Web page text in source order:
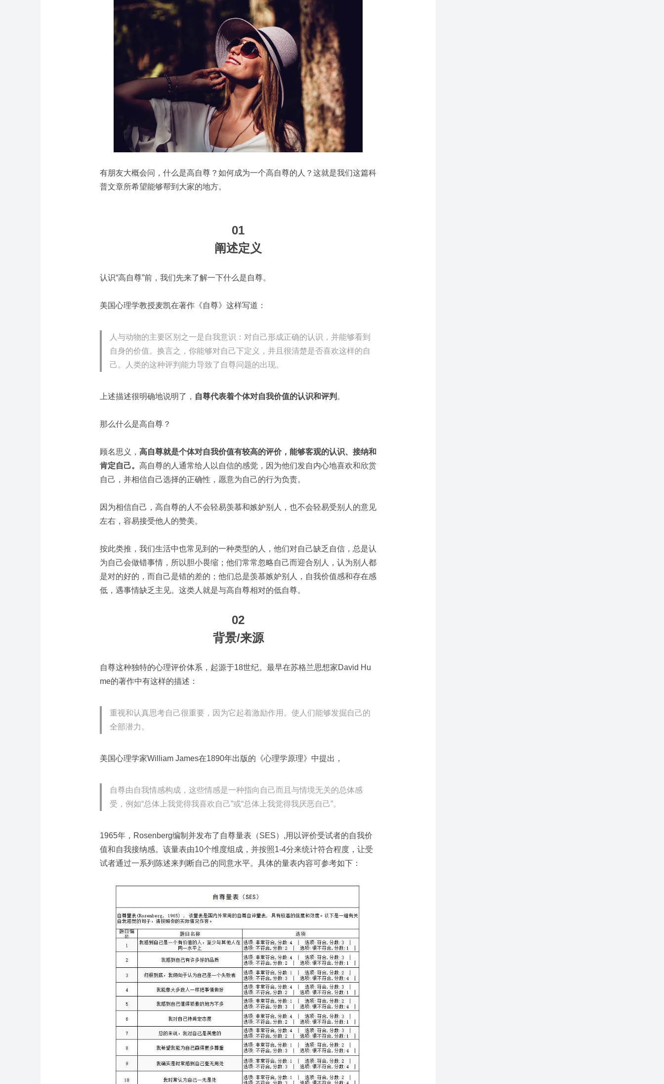
有朋友大概会问，什么是高自尊？如何成为一个高自尊的人？这就是我们这篇科
普文章所希望能够帮到大家的地方。
01
阐述定义
认识“高自尊”前，我们先来了解一下什么是自尊。
美国心理学教授麦凯在著作《自尊》这样写道：
人与动物的主要区别之一是自我意识：对自己形成正确的认识，并能够看到
自身的价值。换言之，你能够对自己下定义，并且很清楚是否喜欢这样的自
己。人类的这种评判能力导致了自尊问题的出现。
上述描述很明确地说明了， 自尊代表着个体对自我价值的认识和评判 。
那么什么是高自尊？
顾名思义， 高自尊就是个体对自我价值有较高的评价，能够客观的认识、接纳和
肯定自己。 高自尊的人通常给人以自信的感觉，因为他们发自内心地喜欢和欣赏
自己，并相信自己选择的正确性，愿意为自己的行为负责。
因为相信自己，高自尊的人不会轻易羡慕和嫉妒别人，也不会轻易受别人的意见
左右，容易接受他人的赞美。
按此类推，我们生活中也常见到的一种类型的人，他们对自己缺乏自信，总是认
为自己会做错事情，所以胆小畏缩；他们常常忽略自己而迎合别人，认为别人都
是对的好的，而自己是错的差的；他们总是羡慕嫉妒别人，自我价值感和存在感
低，遇事情缺乏主见。这类人就是与高自尊相对的低自尊。
02
背景/来源
自尊这种独特的心理评价体系，起源于18世纪。最早在苏格兰思想家David Hu
me的著作中有这样的描述：
重视和认真思考自己很重要，因为它起着激励作用。使人们能够发掘自己的
全部潜力。
美国心理学家William James在1890年出版的《心理学原理》中提出，
自尊由自我情感构成，这些情感是一种指向自己而且与情境无关的总体感
受，例如“总体上我觉得我喜欢自己”或“总体上我觉得我厌恶自己”。
1965年，Rosenberg编制并发布了自尊量表（SES）,用以评价受试者的自我价
值和自我接纳感。该量表由10个维度组成，并按照1-4分来统计符合程度，让受
试者通过一系列陈述来判断自己的同意水平。具体的量表内容可参考如下：